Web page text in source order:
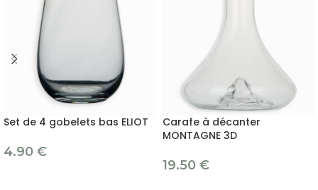
Set de 4 gobelets bas ELIOT
4.90 €
Carafe à décanter
MONTAGNE 3D
19.50 €